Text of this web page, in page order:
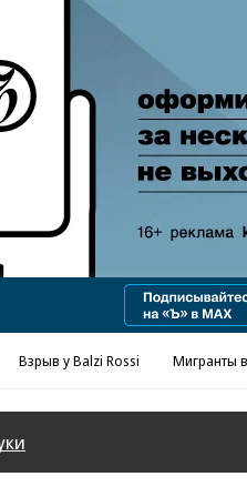
ad
Взрыв у Balzi Rossi Мигранты